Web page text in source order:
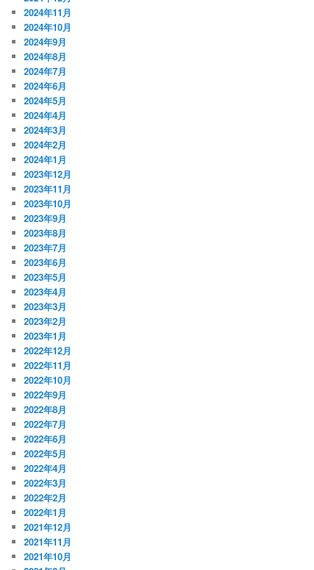
2024年11月
2024年10月
2024年9月
2024年8月
2024年7月
2024年6月
2024年5月
2024年4月
2024年3月
2024年2月
2024年1月
2023年12月
2023年11月
2023年10月
2023年9月
2023年8月
2023年7月
2023年6月
2023年5月
2023年4月
2023年3月
2023年2月
2023年1月
2022年12月
2022年11月
2022年10月
2022年9月
2022年8月
2022年7月
2022年6月
2022年5月
2022年4月
2022年3月
2022年2月
2022年1月
2021年12月
2021年11月
2021年10月